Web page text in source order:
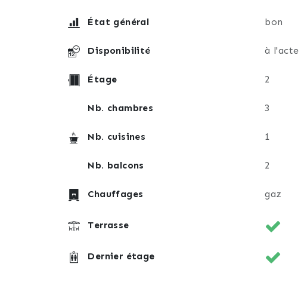
État général bon
Disponibilité à l'acte
Étage 2
Nb. chambres 3
Nb. cuisines 1
Nb. balcons 2
Chauffages gaz
Terrasse
Dernier étage